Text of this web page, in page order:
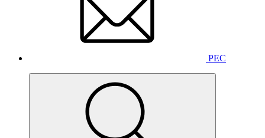
PEC